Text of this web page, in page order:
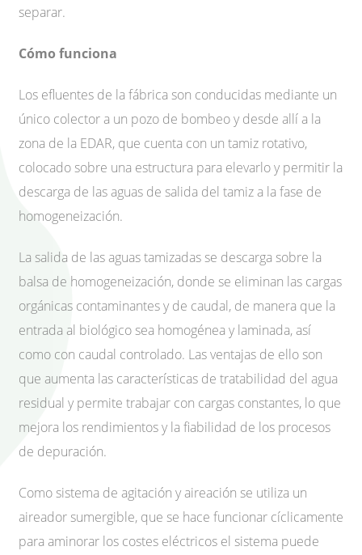
separar.
Cómo funciona
Los efluentes de la fábrica son conducidas mediante un
único colector a un pozo de bombeo y desde allí a la
zona de la EDAR, que cuenta con un tamiz rotativo,
colocado sobre una estructura para elevarlo y permitir la
descarga de las aguas de salida del tamiz a la fase de
homogeneización.
La salida de las aguas tamizadas se descarga sobre la
balsa de homogeneización, donde se eliminan las cargas
orgánicas contaminantes y de caudal, de manera que la
entrada al biológico sea homogénea y laminada, así
como con caudal controlado. Las ventajas de ello son
que aumenta las características de tratabilidad del agua
residual y permite trabajar con cargas constantes, lo que
mejora los rendimientos y la fiabilidad de los procesos
de depuración.
Como sistema de agitación y aireación se utiliza un
aireador sumergible, que se hace funcionar cíclicamente
para aminorar los costes eléctricos el sistema puede